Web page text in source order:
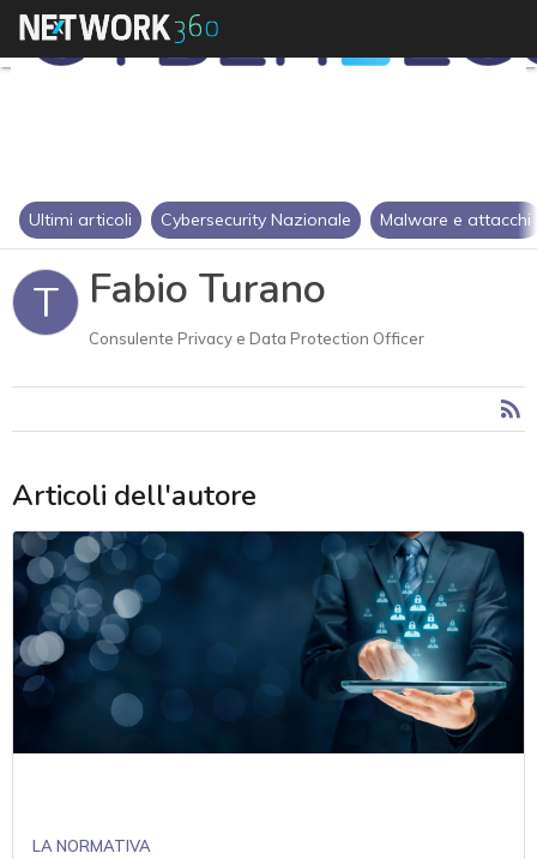
Ultimi articoli Cybersecurity Nazionale Malware e attacchi
T Fabio Turano
Consulente Privacy e Data Protection Officer
Articoli dell'autore
LA NORMATIVA